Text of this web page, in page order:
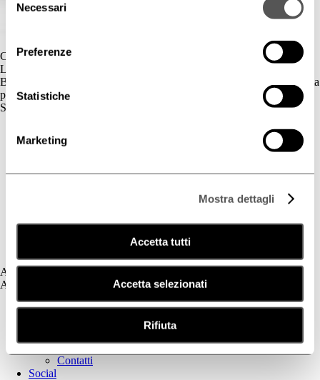
delNecessari
Preferenze
Statistiche
Marketing
Mostra dettagli
Accetta tutti
Accetta selezionati
Rifiuta
Contatti
L'azienda
BIOGENA è un’azienda cosmetica la cui gamma di prodotti è dedicata
principalmente al benessere della pelle.
Skincare
Couperose e Rosacea
Dermatite Atopica
Psoriasi
Assistenza
Assistenza
Prima Parte
Seconda Parte
Contatti
Social